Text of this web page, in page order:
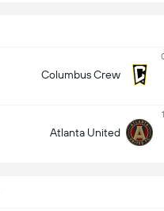
Columbus Crew
Atlanta United